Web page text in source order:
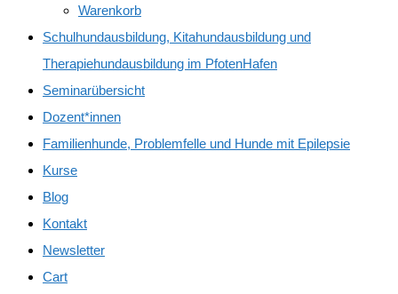
Warenkorb
Schulhundausbildung, Kitahundausbildung und
Therapiehundausbildung im PfotenHafen
Seminarübersicht
Dozent*innen
Familienhunde, Problemfelle und Hunde mit Epilepsie
Kurse
Blog
Kontakt
Newsletter
Cart